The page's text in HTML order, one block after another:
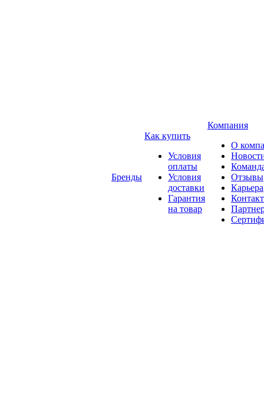
Бренды
Как купить
Условия
оплаты
Условия
доставки
Гарантия
на товар
Компания
О
Отзывы
Карьера